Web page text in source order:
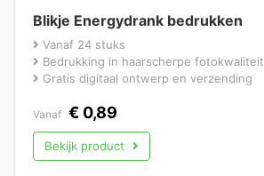
Blikje Energydrank bedrukken
Vanaf 24 stuks
Bedrukking in haarscherpe fotokwaliteit
Gratis digitaal ontwerp en verzending
Vanaf € 0,89
Bekijk product